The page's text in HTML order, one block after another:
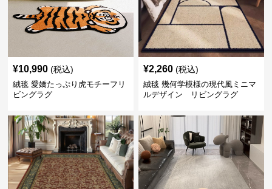
¥10,990 (税込)
絨毯 愛嬌たっぷり虎モチーフリ
ビングラグ
¥2,260 (税込)
絨毯 幾何学模様の現代風ミニマ
ルデザイン リビングラグ